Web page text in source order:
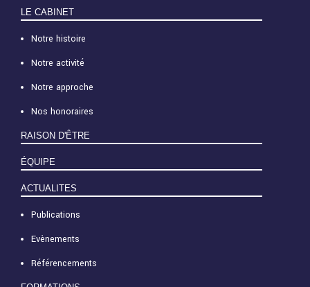
LE CABINET
Notre histoire
Notre activité
Notre approche
Nos honoraires
RAISON D'ÊTRE
ÉQUIPE
ACTUALITES
Publications
Evènements
Référencements